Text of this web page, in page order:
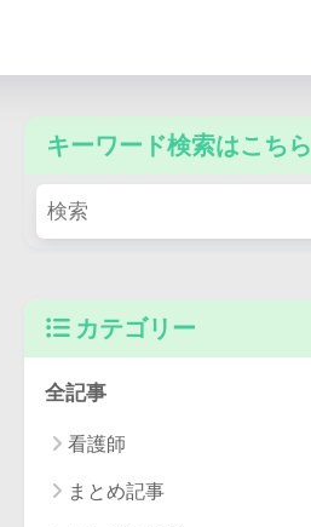
キーワード検索はこちら
カテゴリー
全記事
看護師
まとめ記事